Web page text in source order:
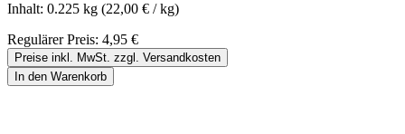
Inhalt: 0.225 kg (22,00 € / kg)
Regulärer Preis: 4,95 €
Preise inkl. MwSt. zzgl. Versandkosten
In den Warenkorb